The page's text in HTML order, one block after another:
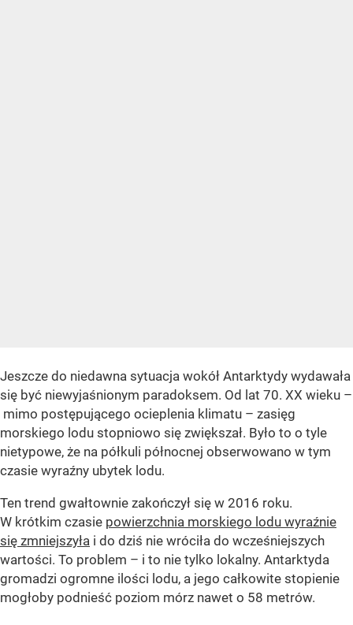
Jeszcze do niedawna sytuacja wokół Antarktydy wydawała
się być niewyjaśnionym paradoksem. Od lat 70. XX wieku –
mimo postępującego ocieplenia klimatu – zasięg
morskiego lodu stopniowo się zwiększał. Było to o tyle
nietypowe, że na półkuli północnej obserwowano w tym
czasie wyraźny ubytek lodu.
Ten trend gwałtownie zakończył się w 2016 roku.
W krótkim czasie powierzchnia morskiego lodu wyraźnie
się zmniejszyła i do dziś nie wróciła do wcześniejszych
wartości. To problem – i to nie tylko lokalny. Antarktyda
gromadzi ogromne ilości lodu, a jego całkowite stopienie
mogłoby podnieść poziom mórz nawet o 58 metrów.